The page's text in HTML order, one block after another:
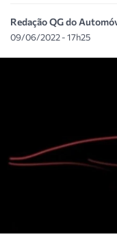
Redação QG do
09/06/2022 - 17h25